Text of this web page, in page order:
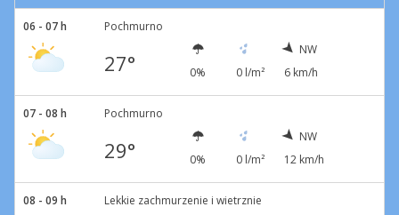
06 - 07 h Pochmurno
27° 0% 0 l/m²
NW
6 km/h
07 - 08 h Pochmurno
29° 0% 0 l/m²
NW
12 km/h
08 - 09 h Lekkie zachmurzenie i wietrznie